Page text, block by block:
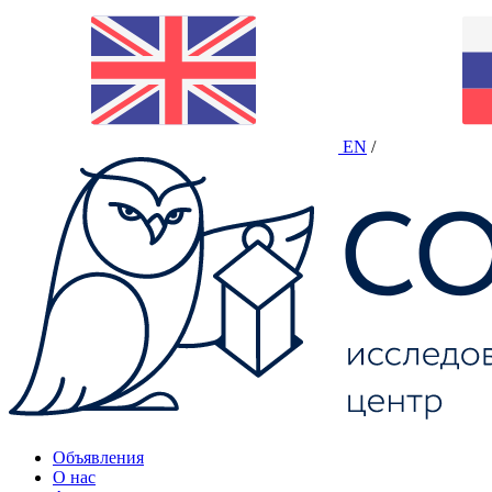
EN /
Объявления
О нас